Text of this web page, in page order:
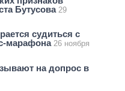
Бутусова 29
судиться с
марафона26 ноября
на допрос в